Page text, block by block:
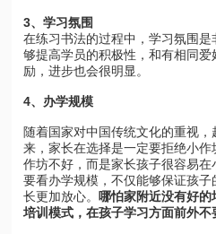
3、学习氛围
在练习书法的过程中，学习氛围
够提高学员的积极性，和有相同
励，进步也会很明显。
4、办学规模
随着国家对中国传统文化的重视
来，家长在选择是一定要拒绝小
作坊不好，而是家长孩子很容易
要看办学规模，不仅能够保证孩
长更加放心。
哪怕家附近没有好
培训模式，在孩子学习方面前外不